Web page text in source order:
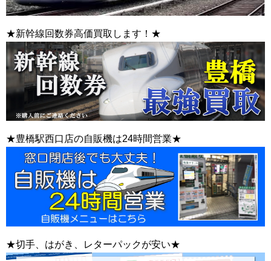
★新幹線回数券高価買取します！★
★豊橋駅西口店の自販機は24時間営業★
★切手、はがき、レターパックが安い★